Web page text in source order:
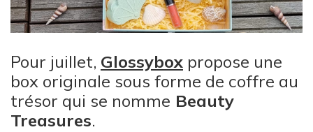
Pour juillet, Glossybox propose une
box originale sous forme de coffre au
trésor qui se nomme Beauty
Treasures.